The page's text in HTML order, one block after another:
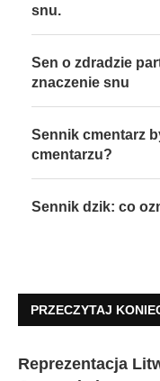
snu.
Sen o zdradzie
znaczenie snu
Sennik cmentarz
cmentarzu?
Sennik dzik: co
PRZECZYTAJ
Reprezentacja